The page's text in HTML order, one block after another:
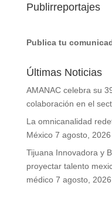
Publirreportajes
Publica tu
Últimas Noticias
AMANAC celebra su
colaboración en el
La omnicanalidad
México 7 agosto, 2026
Tijuana Innovadora y
proyectar talento
médico 7 agosto, 2026